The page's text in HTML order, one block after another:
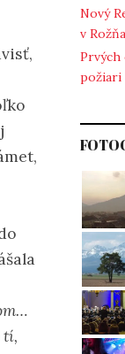
tí,
Nový
v
Prvých
požiari